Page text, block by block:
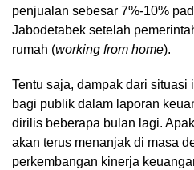
penjualan sebesar 7%-10%
Jabodetabek setelah
rumah (working from home).
Tentu saja, dampak dari
bagi publik dalam laporan
dirilis beberapa bulan lagi.
akan terus menanjak di masa
perkembangan kinerja